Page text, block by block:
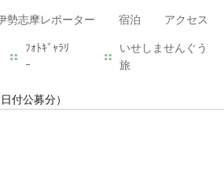
勢志摩レポーター 宿泊 アクセス
ﾌｫﾄｷﾞｬﾗﾘ
ｰ
いせしませんぐう
旅
付公募分）